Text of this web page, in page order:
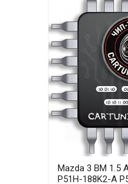
Mazda 3 BM 1.5
P51H-188K2-A